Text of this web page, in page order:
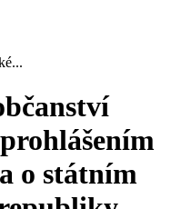
o státním